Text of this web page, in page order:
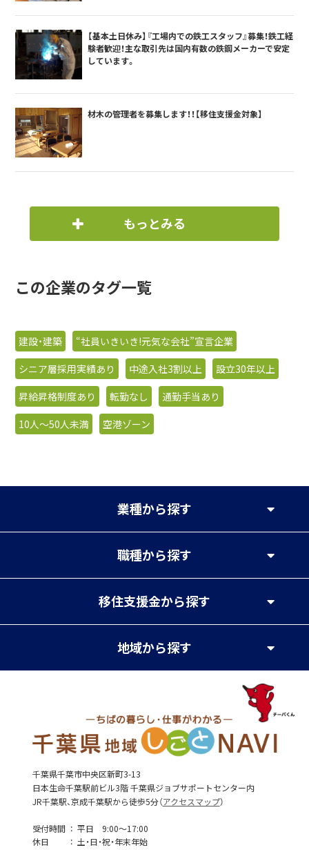
【基本土日休み】『工場内での鉄工スタッフ』募集！鉄工経
験者歓迎！主な取引先は国内有数の鉄鋼メーカーで安定
しています。
材木の管理者を募集します！！【移住支援金対象】
もっとみる
この企業のタグ一覧
建設・建築
“社員いきいき!元気な会社”宣言企業
シニア層採用実績あり
中途入社3割以上
設立30年以上
昇給昇格制度あり
転勤なし
通勤手当あり
10人〜50人未満
空港ゾーン
業種から探す
職種から探す
移住支援金から探す
地域から探す
千葉県千葉市中央区新町3-13
日本生命千葉駅前ビル3階 千葉県ジョブサポートセンター内
JR千葉駅、京成千葉駅から徒歩5分（アクセスマップ）
受付時間
平日 9:00～17:00
休日
土・日・祝・年末年始